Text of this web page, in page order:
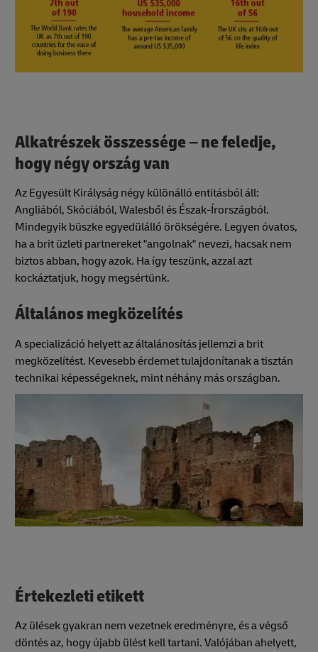
Alkatrészek összessége – ne feledje,
hogy négy ország van
Az Egyesült Királyság négy különálló entitásból áll:
Angliából, Skóciából, Walesből és Észak-Írországból.
Mindegyik büszke egyedülálló örökségére. Legyen óvatos,
ha a brit üzleti partnereket "angolnak" nevezi, hacsak nem
biztos abban, hogy azok. Ha így teszünk, azzal azt
kockáztatjuk, hogy megsértünk.
Általános megközelítés
A specializáció helyett az általánosítás jellemzi a brit
megközelítést. Kevesebb érdemet tulajdonítanak a tisztán
technikai képességeknek, mint néhány más országban.
Értekezleti etikett
Az ülések gyakran nem vezetnek eredményre, és a végső
döntés az, hogy újabb ülést kell tartani. Valójában ahelyett,